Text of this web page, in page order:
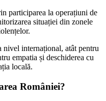
participarea la operațiuni de
situației din zonele
nivel internațional, atât pentru
empatia și deschiderea cu
locală.
României?